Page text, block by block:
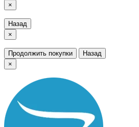
×
Назад
×
Продолжить покупки
Назад
×